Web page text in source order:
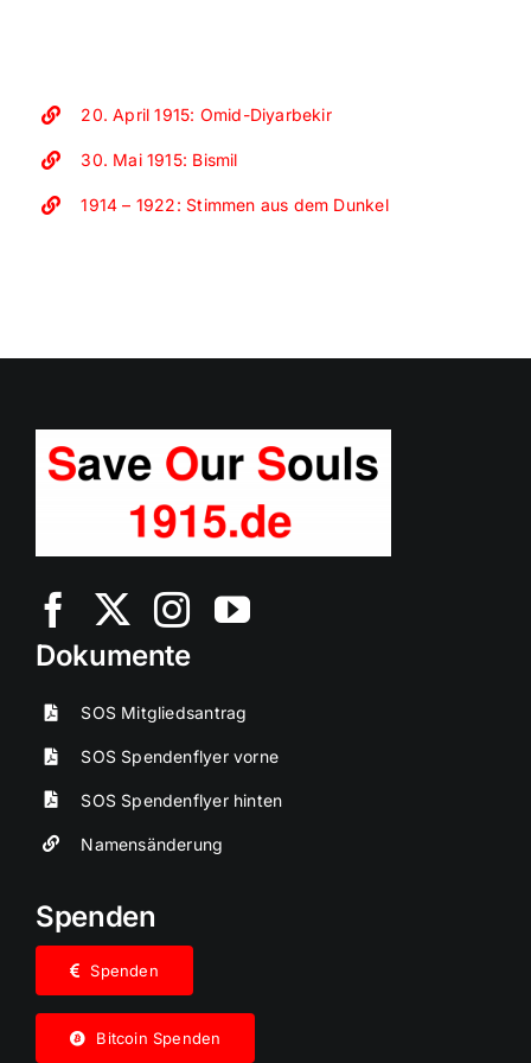
20. April 1915: Omid-Diyarbekir
30. Mai 1915: Bismil
1914 – 1922: Stimmen aus dem Dunkel
Dokumente
SOS Mitgliedsantrag
SOS Spendenflyer vorne
SOS Spendenflyer hinten
Namensänderung
Spenden
Spenden
Bitcoin Spenden